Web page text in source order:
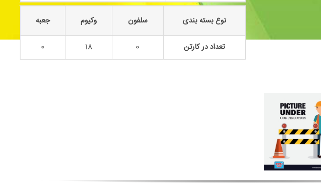
نوع بسته بندی سلفون وکیوم جعبه
تعداد در کارتن 0
18
0